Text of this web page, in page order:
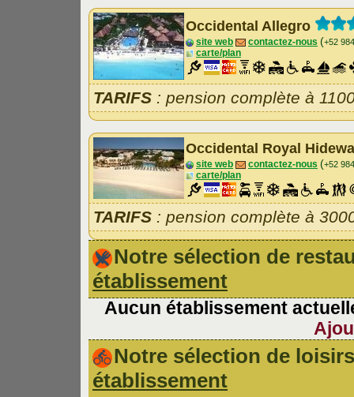
Occidental Allegro
site web contactez-nous (+52
carte/plan
TARIFS : pension complète à
Occidental Royal
site web contactez-nous (+52
carte/plan
TARIFS : pension complète à
Notre sélection de
établissement
Aucun établissement
Notre sélection de
établissement